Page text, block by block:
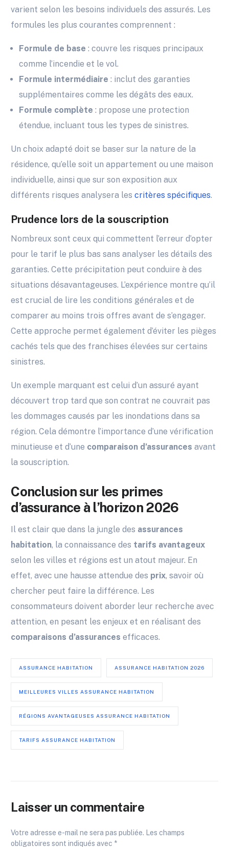
varient selon les besoins individuels des assurés. Les
formules les plus courantes comprennent :
Formule de base : couvre les risques principaux
comme l’incendie et le vol.
Formule intermédiaire : inclut des garanties
supplémentaires comme les dégâts des eaux.
Formule complète : propose une protection
étendue, incluant tous les types de sinistres.
Un choix adapté doit se baser sur la nature de la
résidence, qu’elle soit un appartement ou une maison
individuelle, ainsi que sur son exposition aux
différents risques analysera lescritères spécifiques.
Prudence lors de la souscription
Nombreux sont ceux qui commettent l’erreur d’opter
pour le tarif le plus bas sans analyser les détails des
garanties. Cette précipitation peut conduire à des
situations désavantageuses. L’expérience montre qu’il
est crucial de lire les conditions générales et de
comparer au moins trois offres avant de s’engager.
Cette approche permet également d’éviter les pièges
cachés tels que des franchises élevées sur certains
sinistres.
Un exemple marquant est celui d’un assuré ayant
découvert trop tard que son contrat ne couvrait pas
les dommages causés par les inondations dans sa
région. Cela démontre l’importance d’une vérification
minutieuse et d’une comparaison d’assurances avant
la souscription.
Conclusion sur les primes
d’assurance à l’horizon 2026
Il est clair que dans la jungle des assurances
habitation, la connaissance des tarifs avantageux
selon les villes et régions est un atout majeur. En
effet, avec une hausse attendue des prix, savoir où
chercher peut faire la différence. Les
consommateurs doivent aborder leur recherche avec
attention, en pesant les enjeux et en réalisant des
comparaisons d’assurances efficaces.
ASSURANCE HABITATION ASSURANCE HABITATION 2026
MEILLEURES VILLES ASSURANCE HABITATION
RÉGIONS AVANTAGEUSES ASSURANCE HABITATION
TARIFS ASSURANCE HABITATION
Laisser un commentaire
Votre adresse e-mail ne sera pas publiée. Les champs
obligatoires sont indiqués avec *